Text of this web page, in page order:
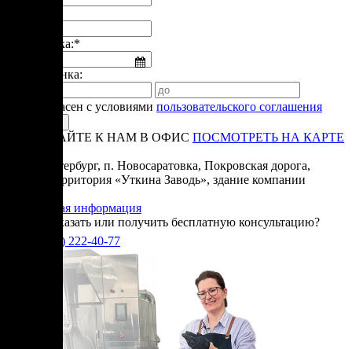
Дата звонка:*
Время звонка:
Я согласен с условиями пользовательского соглашения
ПРИЕЗЖАЙТЕ К НАМ В ОФИС ПОСМОТРЕТЬ НА КАРТЕ
Санкт-Петербург, п. Новосаратовка, Покровская дорога,
частная территория «Уткина Заводь», здание компании
Справочная информация
Хотите заказать или получить бесплатную консультацию?
+7(905) 222-40-77